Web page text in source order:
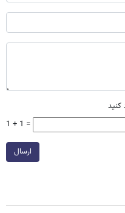
کنید
1 + 1 =
ارسال